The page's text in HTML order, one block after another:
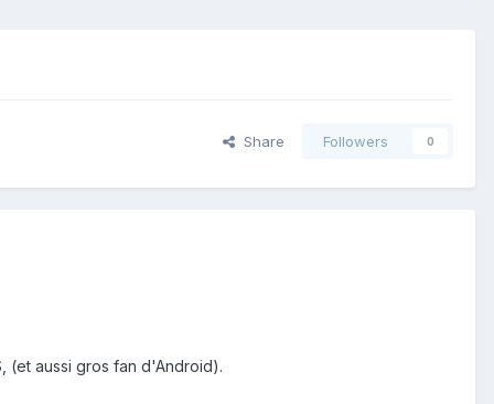
Share Followers 0
(et aussi gros fan d'Android).